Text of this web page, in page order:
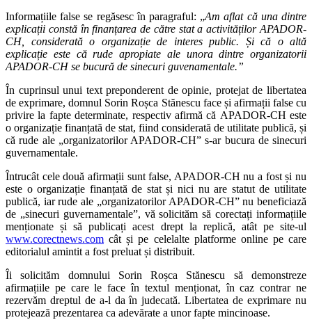
Informațiile false se regăsesc în paragraful: „Am aflat că una dintre
explicații constă în finanțarea de către stat a activităților APADOR-
CH, considerată o organizație de interes public. Și că o altă
explicație este că rude apropiate ale unora dintre organizatorii
APADOR-CH se bucură de sinecuri guvenamentale.”
În cuprinsul unui text preponderent de opinie, protejat de libertatea
de exprimare, domnul Sorin Roșca Stănescu face și afirmații false cu
privire la fapte determinate, respectiv afirmă că APADOR-CH este
o organizație finanțată de stat, fiind considerată de utilitate publică, și
că rude ale „organizatorilor APADOR-CH” s-ar bucura de sinecuri
guvernamentale.
Întrucât cele două afirmații sunt false, APADOR-CH nu a fost și nu
este o organizație finanțată de stat și nici nu are statut de utilitate
publică, iar rude ale „organizatorilor APADOR-CH” nu beneficiază
de „sinecuri guvernamentale”, vă solicităm să corectați informațiile
menționate și să publicați acest drept la replică, atât pe site-ul
www.corectnews.com cât și pe celelalte platforme online pe care
editorialul amintit a fost preluat și distribuit.
Îi solicităm domnului Sorin Roșca Stănescu să demonstreze
afirmațiile pe care le face în textul menționat, în caz contrar ne
rezervăm dreptul de a-l da în judecată. Libertatea de exprimare nu
protejează prezentarea ca adevărate a unor fapte mincinoase.